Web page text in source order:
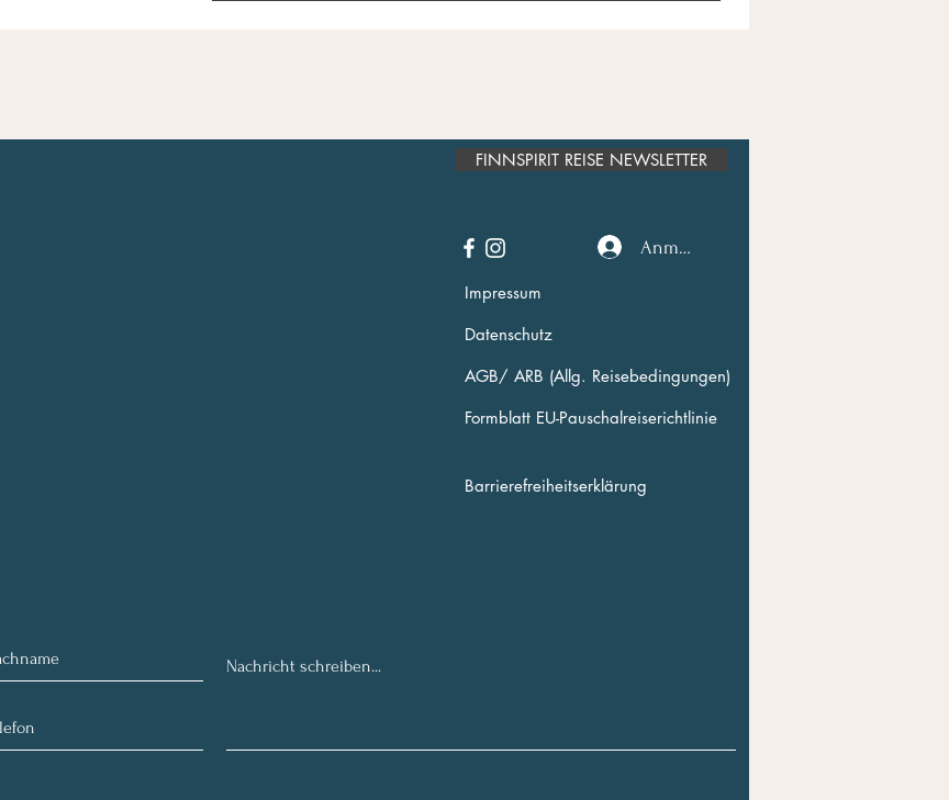
FINNSPIRIT REISE NEWSLETTER
Anmelden
Impressum
Datenschutz
AGB/ ARB (Allg. Reisebedingungen)
Formblatt EU-Pauschalreiserichtlinie
Barrierefreiheitserklärung